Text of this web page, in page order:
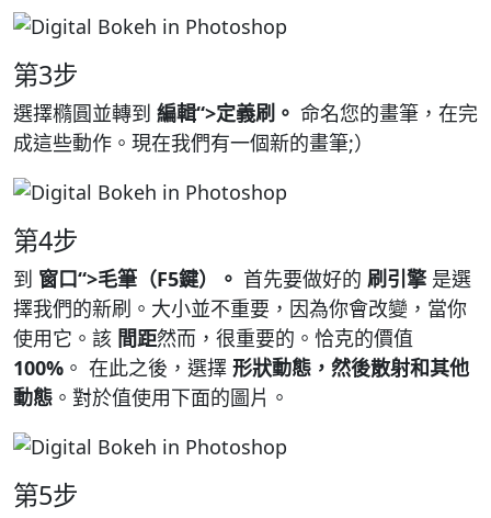
第3步
選擇橢圓並轉到 編輯“>定義刷。 命名您的畫筆，在完
成這些動作。現在我們有一個新的畫筆;）
第4步
到 窗口“>毛筆（F5鍵）。 首先要做好的 刷引擎是選
擇我們的新刷。大小並不重要，因為你會改變，當你
使用它。該 間距然而，很重要的。恰克的價值
100% 。 在此之後，選擇 形狀動態，然後散射和其他
動態 。對於值使用下面的圖片。
第5步